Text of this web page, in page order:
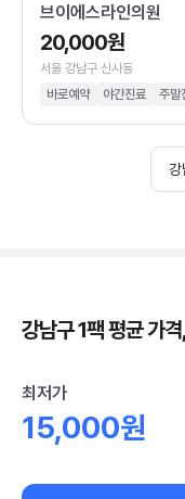
브이에스라인의원
20,000원
서울 강남구 신사동
바로예약
야간진료 주말
강
강남구 1팩 평균 가
최저가
15,000원